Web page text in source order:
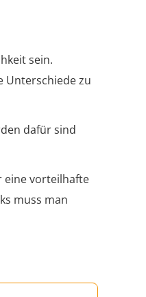
sein.
Unterschiede zu
dafür sind
eine vorteilhafte
muss man